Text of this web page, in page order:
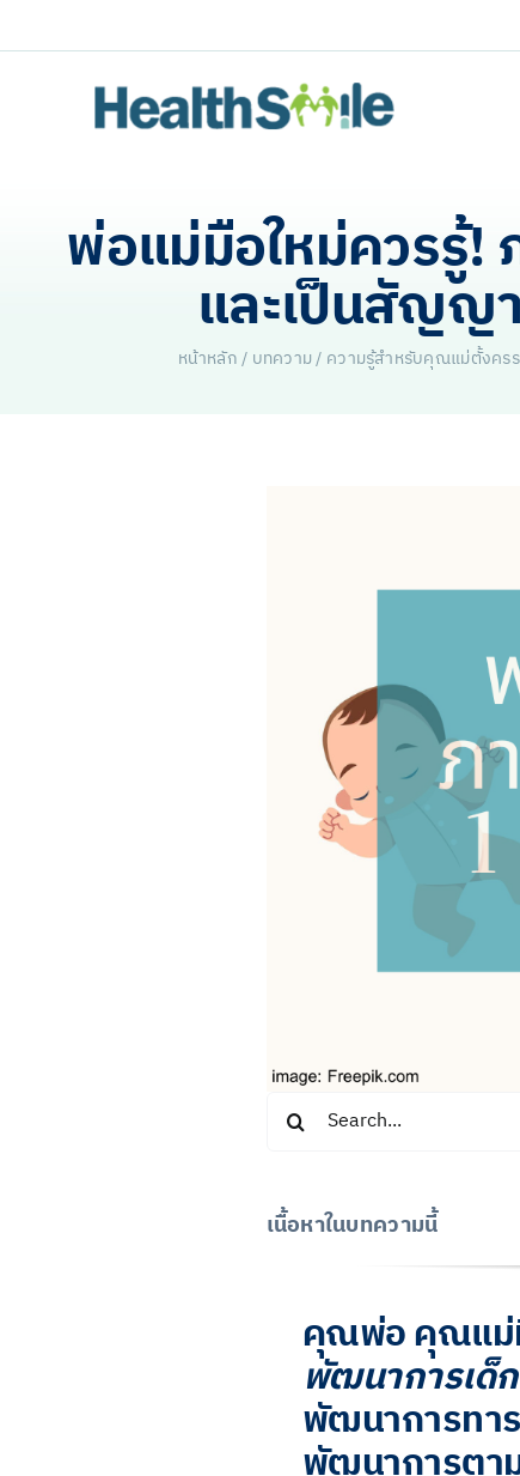
to
พ่อแม่มือใหม่ควรรู้!
และเป็นสัญญ
หน้าหลัก/ บทความ/ ความรู้สำหรับคุณแม่ตั้งคร
Search
for:
เนื้อหาในบทความนี้
คุณพ่อ คุณแม่
พัฒนาการเด็
พัฒนาการทา
พัฒนาการตา